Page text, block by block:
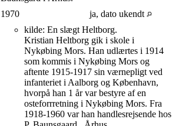
1970
ja, dato ukendt
kilde: En slægt Heltborg.
Kristian Heltborg gik i skole i
Nykøbing Mors. Han udlærtes i 1914
som kommis i Nykøbing Mors og
aftente 1915-1917 sin værnepligt ved
infanteriet i Aalborg og København,
hvorpå han 1 år var bestyre af en
osteforrretning i Nykøbing Mors. Fra
1918-1960 var han handlesrejsende hos